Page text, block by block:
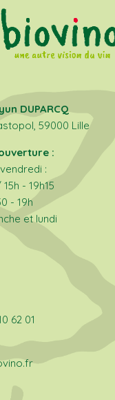
DUPARCQ
59000 Lille
:
:
- 19h15
- 19h
et lundi
62 01